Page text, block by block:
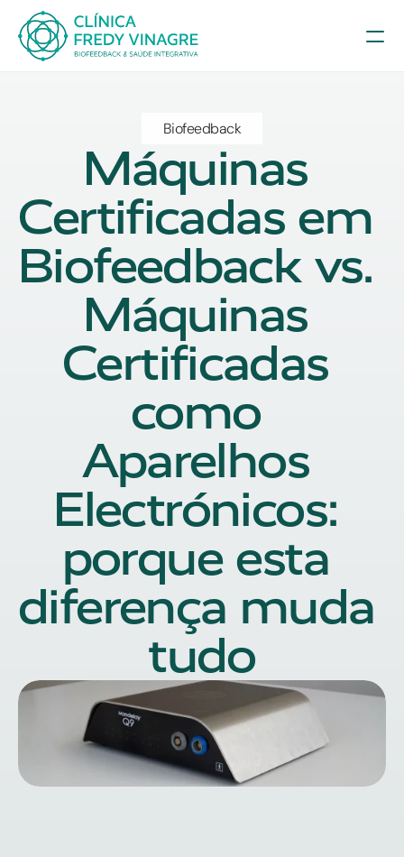
Biofeedback
Máquinas
Certificadas em
Biofeedback vs.
Máquinas
Certificadas
como
Aparelhos
Electrónicos:
porque esta
diferença muda
tudo